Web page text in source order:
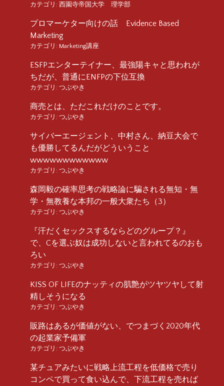
カテゴリ: 西園寺帝国大学 理学部
プロマーケター向けの話 Evidence Based
Marketing
カテゴリ: Marketing講座
ESFPエンターテイナー、最強陽キャと思われが
ちだが、普通にENFPの下位互換
カテゴリ: つぶやき
商売とは、ただこれだけのことです。
カテゴリ: つぶやき
サイバーエージェント、中村さん、納豆大会で
も優勝してるんだがどういうこと
wwwwwwwwwwww
カテゴリ: つぶやき
森岡毅の確率思考の戦略論に騙される無知・無
学・無教養な本邦の一般大衆たち（3）
カテゴリ: つぶやき
『汗だくセックスするならどのグループ？』
で、Cを選ぶ奴は成功しないと言われてるのおも
ろい
カテゴリ: つぶやき
KISS OF LIFEのナッティの肌艶がツヤツヤして射
精しそうになる
カテゴリ: つぶやき
販路はあるが価値がない、でつまづく2020年代
の起業家予備軍
カテゴリ: つぶやき
某チュアみたいに戦略上流工程を低価格で売り
コンペで買って食い込んで、下流工程を売れば